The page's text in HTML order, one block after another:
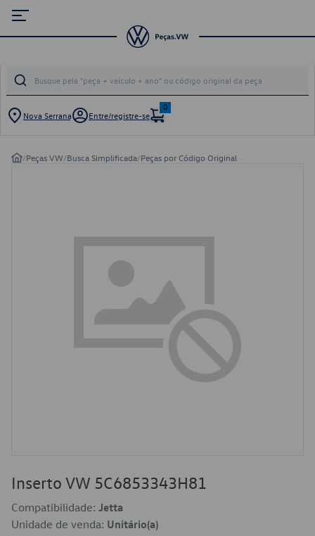
Nova Serrana Entre/registre-se
0
/Peças VW/Busca Simplificada/Peças por Código Original
Inserto VW 5C6853343H81
Compatibilidade: Jetta
Unidade de venda: Unitário(a)